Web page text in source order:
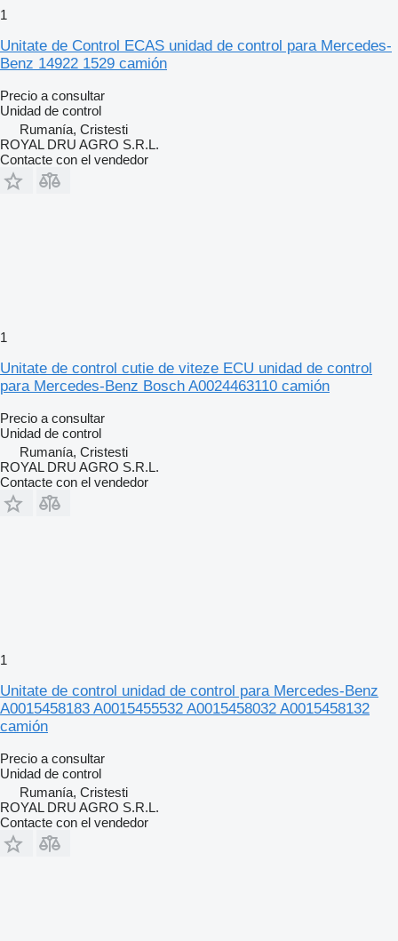
1
Unitate de Control ECAS unidad de control para Mercedes-
Benz 14922 1529 camión
Precio a consultar
Unidad de control
Rumanía, Cristesti
ROYAL DRU AGRO S.R.L.
Contacte con el vendedor
1
Unitate de control cutie de viteze ECU unidad de control
para Mercedes-Benz Bosch A0024463110 camión
Precio a consultar
Unidad de control
Rumanía, Cristesti
ROYAL DRU AGRO S.R.L.
Contacte con el vendedor
1
Unitate de control unidad de control para Mercedes-Benz
A0015458183 A0015455532 A0015458032 A0015458132
camión
Precio a consultar
Unidad de control
Rumanía, Cristesti
ROYAL DRU AGRO S.R.L.
Contacte con el vendedor